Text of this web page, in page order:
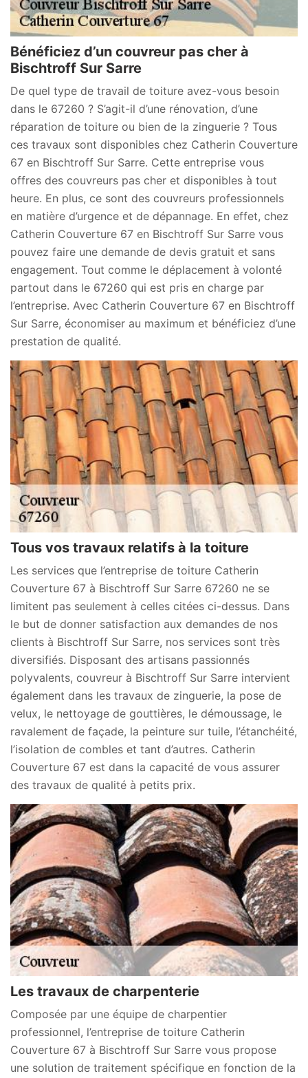
Bénéficiez d’un couvreur pas cher à
Bischtroff Sur Sarre
De quel type de travail de toiture avez-vous besoin
dans le 67260 ? S’agit-il d’une rénovation, d’une
réparation de toiture ou bien de la zinguerie ? Tous
ces travaux sont disponibles chez Catherin Couverture
67 en Bischtroff Sur Sarre. Cette entreprise vous
offres des couvreurs pas cher et disponibles à tout
heure. En plus, ce sont des couvreurs professionnels
en matière d’urgence et de dépannage. En effet, chez
Catherin Couverture 67 en Bischtroff Sur Sarre vous
pouvez faire une demande de devis gratuit et sans
engagement. Tout comme le déplacement à volonté
partout dans le 67260 qui est pris en charge par
l’entreprise. Avec Catherin Couverture 67 en Bischtroff
Sur Sarre, économiser au maximum et bénéficiez d’une
prestation de qualité.
Tous vos travaux relatifs à la toiture
Les services que l’entreprise de toiture Catherin
Couverture 67 à Bischtroff Sur Sarre 67260 ne se
limitent pas seulement à celles citées ci-dessus. Dans
le but de donner satisfaction aux demandes de nos
clients à Bischtroff Sur Sarre, nos services sont très
diversifiés. Disposant des artisans passionnés
polyvalents, couvreur à Bischtroff Sur Sarre intervient
également dans les travaux de zinguerie, la pose de
velux, le nettoyage de gouttières, le démoussage, le
ravalement de façade, la peinture sur tuile, l’étanchéité,
l’isolation de combles et tant d’autres. Catherin
Couverture 67 est dans la capacité de vous assurer
des travaux de qualité à petits prix.
Les travaux de charpenterie
Composée par une équipe de charpentier
professionnel, l’entreprise de toiture Catherin
Couverture 67 à Bischtroff Sur Sarre vous propose
une solution de traitement spécifique en fonction de la